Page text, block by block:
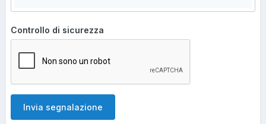
Controllo di sicurezza
Invia segnalazione